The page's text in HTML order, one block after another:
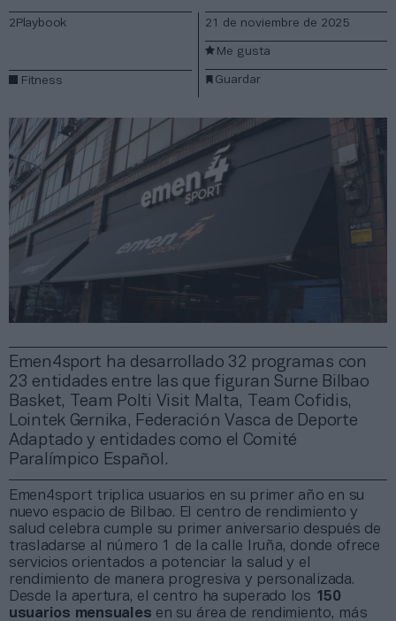
Emen4sport ha desarrollado 32 programas con
23 entidades entre las que figuran Surne Bilbao
Basket, Team Polti Visit Malta, Team Cofidis,
Lointek Gernika, Federación Vasca de Deporte
Adaptado y entidades como el Comité
Paralímpico Español.
2Playbook
Fitness
21 de noviembre de 2025
Guardar
Me gusta
Emen4sport triplica usuarios en su primer año en su
nuevo espacio de Bilbao. El centro de rendimiento y
salud celebra cumple su primer aniversario después de
trasladarse al número 1 de la calle Iruña, donde ofrece
servicios orientados a potenciar la salud y el
rendimiento de manera progresiva y personalizada.
Desde la apertura, el centro ha superado los 150
usuarios mensuales en su área de rendimiento, más